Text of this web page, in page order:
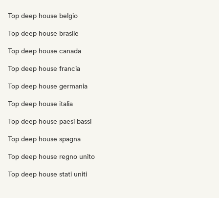
Top deep house belgio
Top deep house brasile
Top deep house canada
Top deep house francia
Top deep house germania
Top deep house italia
Top deep house paesi bassi
Top deep house spagna
Top deep house regno unito
Top deep house stati uniti